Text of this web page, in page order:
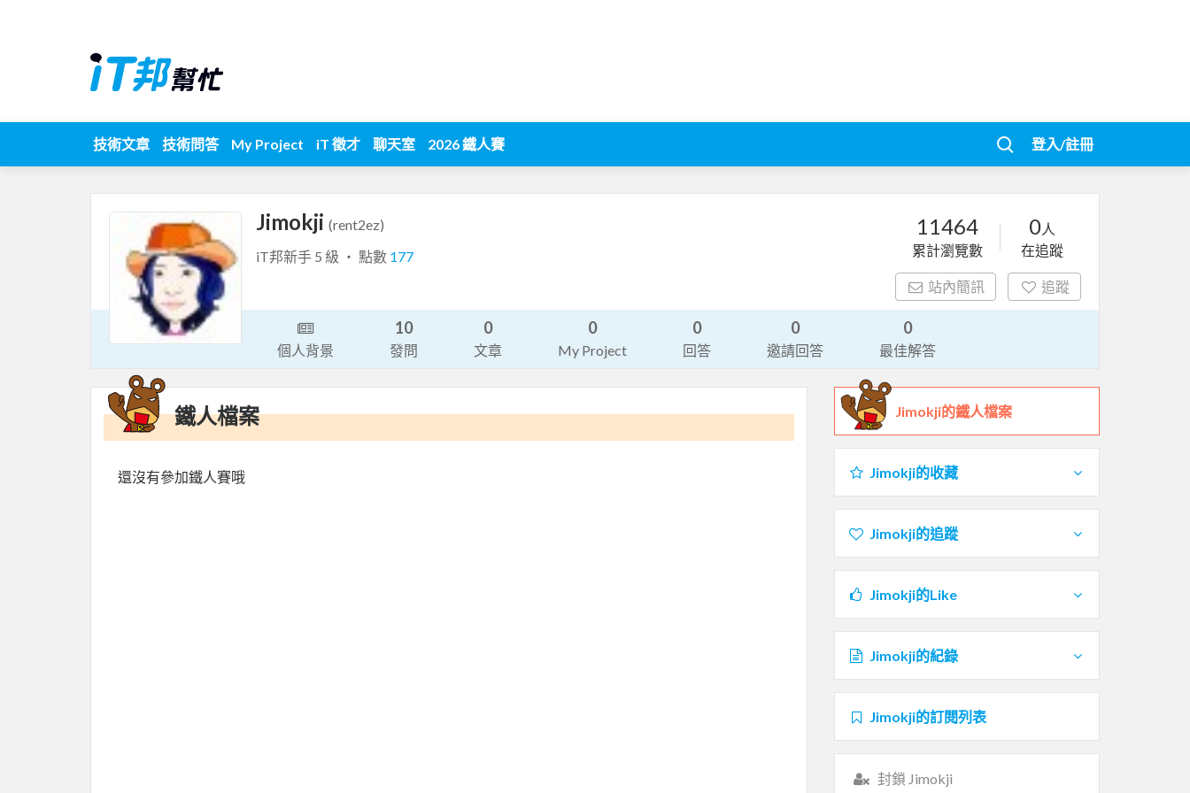
技術文章 技術問答 My Project iT 徵才 聊天室 2026 鐵人賽 登入/註冊
Jimokji (rent2ez)
iT邦新手 5 級 ‧ 點數 177
11464
累計瀏覽數
0人
在追蹤
站內簡訊 追蹤
個人背景
10
發問
0
文章
0
My Project
0
回答
0
邀請回答
0
最佳解答
鐵人檔案
還沒有參加鐵人賽哦
Jimokji的鐵人檔案
Jimokji的收藏
Jimokji的追蹤
Jimokji的Like
Jimokji的紀錄
Jimokji的訂閱列表
封鎖 Jimokji